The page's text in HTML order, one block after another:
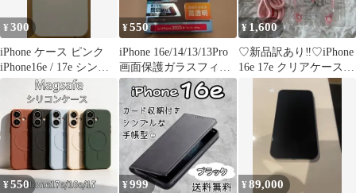
¥300
iPhone ケース ピンク
iPhone16e / 17e シンプ
ル
¥550
iPhone 16e/14/13/13Pro
画面保護ガラスフィル
ム
¥1,600
♡新品訳あり‼︎♡iPhone
16e 17e クリアケース
¥550 ¥999 ¥89,000